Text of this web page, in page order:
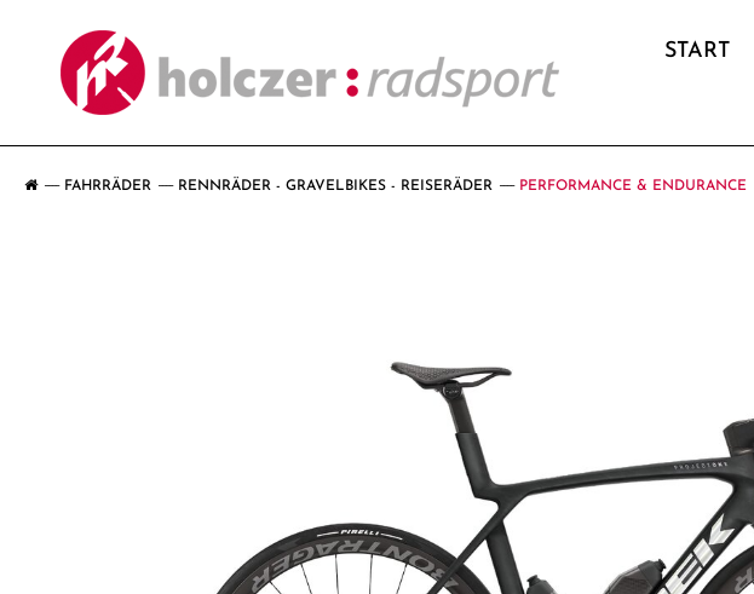
START
FAHRRÄDER RENNRÄDER - GRAVELBIKES - REISERÄDER PERFORMANCE & ENDURANCE